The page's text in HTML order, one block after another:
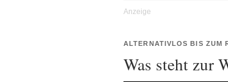
ALTERNATIVLOS BIS ZUM
Was steht zur